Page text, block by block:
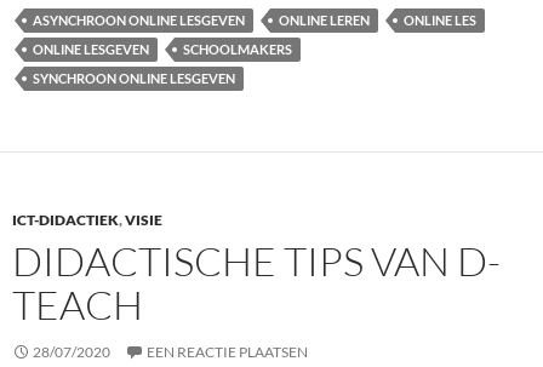
ASYNCHROON ONLINE LESGEVEN ONLINE LEREN
ONLINE LES
ONLINE LESGEVEN
SCHOOLMAKERS
SYNCHROON ONLINE LESGEVEN
ICT-DIDACTIEK,VISIE
DIDACTISCHE TIPS VAN D-
TEACH
28/07/2020 EEN REACTIE PLAATSEN